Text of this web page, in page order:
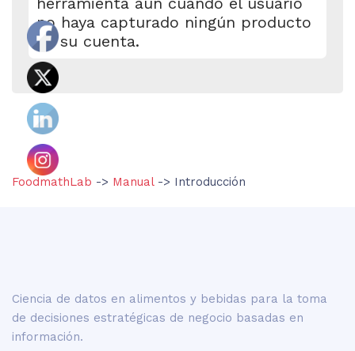
no haya capturado ningún producto
en su cuenta.
FoodmathLab -> Manual-> Introducción
Ciencia de datos en alimentos y bebidas para la toma
de decisiones estratégicas de negocio basadas en
información.